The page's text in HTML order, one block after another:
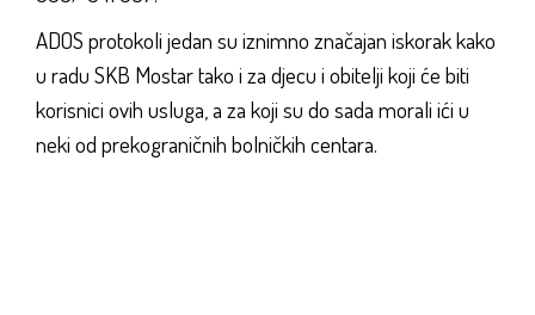
ADOS protokoli jedan su iznimno značajan iskorak kako
u radu SKB Mostar tako i za djecu i obitelji koji će biti
korisnici ovih usluga, a za koji su do sada morali ići u
neki od prekograničnih bolničkih centara.